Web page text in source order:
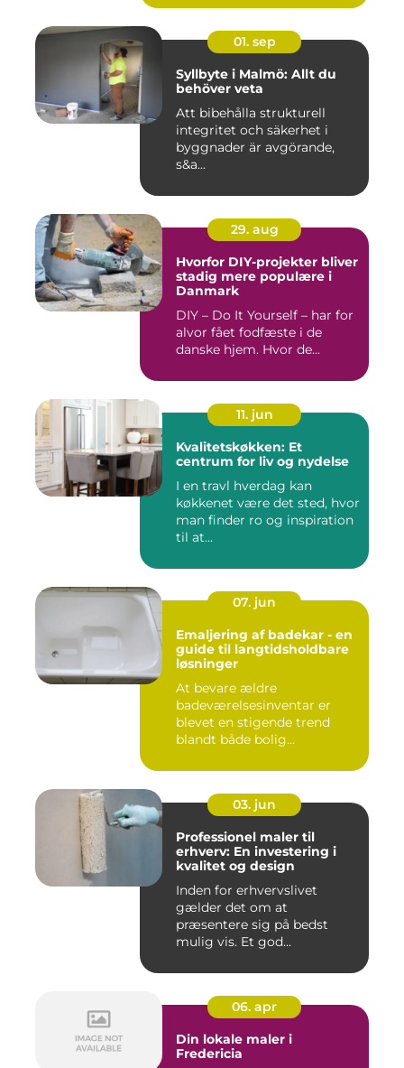
01. sep
Syllbyte i Malmö: Allt du
behöver veta
Att bibehålla strukturell
integritet och säkerhet i
byggnader är avgörande,
s&a...
29. aug
Hvorfor DIY-projekter bliver
stadig mere populære i
Danmark
DIY – Do It Yourself – har for
alvor fået fodfæste i de
danske hjem. Hvor de...
11. jun
Kvalitetskøkken: Et
centrum for liv og nydelse
I en travl hverdag kan
køkkenet være det sted, hvor
man finder ro og inspiration
til at...
07. jun
Emaljering af badekar - en
guide til langtidsholdbare
løsninger
At bevare ældre
badeværelsesinventar er
blevet en stigende trend
blandt både bolig...
03. jun
Professionel maler til
erhverv: En investering i
kvalitet og design
Inden for erhvervslivet
gælder det om at
præsentere sig på bedst
mulig vis. Et god...
06. apr
Din lokale maler i
Fredericia